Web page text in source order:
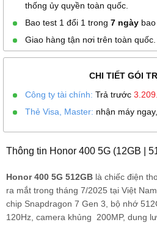
thống ủy quyền toàn quốc.
Bao test 1 đổi 1 trong 7 ngày
Giao hàng tận nơi trên toàn
CHI TIẾT GÓI
Công ty tài chính: Trả trước
Thẻ Visa, Master: nhận máy
Thông tin Honor 400 5G (12GB |
Honor 400 5G 512GB là chiếc điện
ra mắt trong tháng 7/2025 tại Việt
chip Snapdragon 7 Gen 3, bộ nhớ
120Hz, camera khủng 200MP, dung